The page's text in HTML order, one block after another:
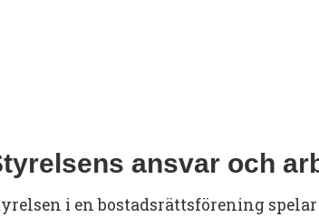
ansvar och
i en bostadsrättsförening